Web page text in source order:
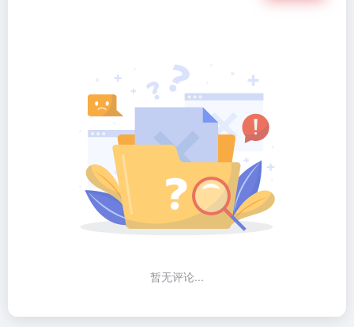
暂无评论...